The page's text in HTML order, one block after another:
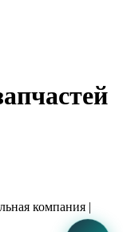
компания |